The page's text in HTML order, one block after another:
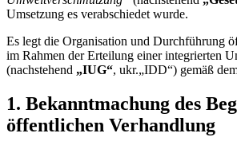
Umsetzung es verabschiedet wurde.
Es legt die Organisation und Durchführung
im Rahmen der Erteilung einer integrierten
(nachstehend „IUG“, ukr.„IDD“) gemäß
1. Bekanntmachung des
öffentlichen Verhandlung